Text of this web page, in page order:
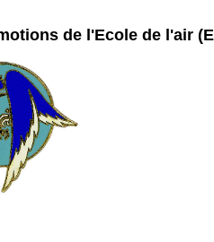
de l'Ecole de l'air